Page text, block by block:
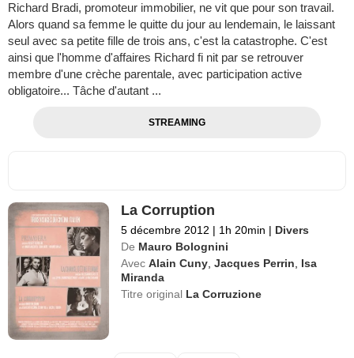
Richard Bradi, promoteur immobilier, ne vit que pour son travail.
Alors quand sa femme le quitte du jour au lendemain, le laissant
seul avec sa petite fille de trois ans, c'est la catastrophe. C'est
ainsi que l'homme d'affaires Richard fi nit par se retrouver
membre d'une crèche parentale, avec participation active
obligatoire... Tâche d'autant ...
STREAMING
La Corruption
5 décembre 2012 | 1h 20min | Divers
De Mauro Bolognini
Avec Alain Cuny ,Jacques Perrin
Isa
Miranda
Titre original La Corruzione